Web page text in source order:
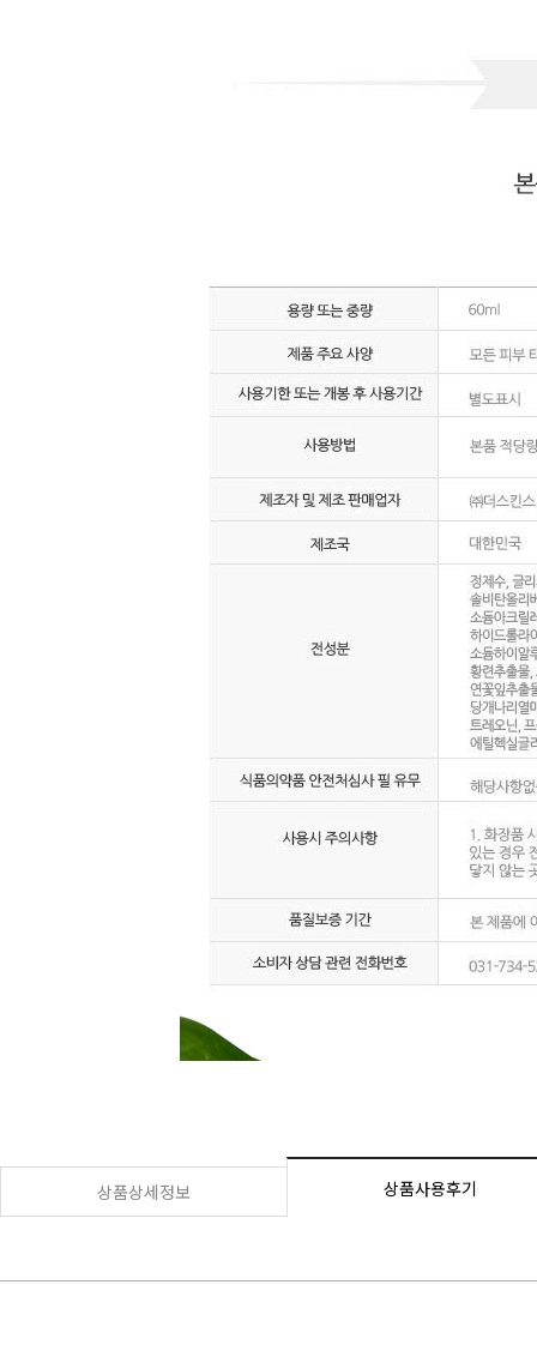
상품상세정보 상품사용후기